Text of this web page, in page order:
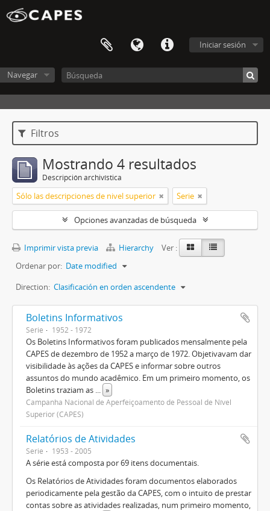
Iniciar sesión
Navegar
Filtros
Mostrando 4 resultados
Descripción archivística
Sólo las descripciones de nivel superior Serie
Opciones avanzadas de búsqueda
Imprimir vista previa Hierarchy
Ver :
Ordenar por: Date modified
Direction: Clasificación en orden ascendente
Boletins Informativos
Serie 1952 - 1972
Os Boletins Informativos foram publicados mensalmente pela
CAPES de dezembro de 1952 a março de 1972. Objetivavam dar
visibilidade às ações da CAPES e informar sobre outros
assuntos do mundo acadêmico. Em um primeiro momento, os
Boletins traziam as ... »
Campanha Nacional de Aperfeiçoamento de Pessoal de Nível
Superior (CAPES)
Relatórios de Atividades
Serie 1953 - 2005
A série está composta por 69 itens documentais.
Os Relatórios de Atividades foram documentos elaborados
periodicamente pela gestão da CAPES, com o intuito de prestar
contas sobre as atividades realizadas, num primeiro momento,